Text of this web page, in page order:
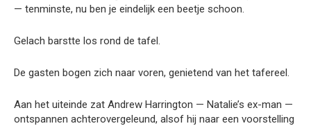
— tenminste, nu ben je eindelijk een beetje schoon.
Gelach barstte los rond de tafel.
De gasten bogen zich naar voren, genietend van het tafereel.
Aan het uiteinde zat Andrew Harrington — Natalie’s ex-man —
ontspannen achterovergeleund, alsof hij naar een voorstelling